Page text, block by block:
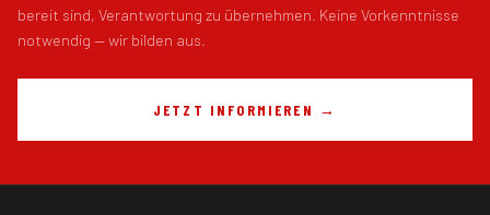
bereit sind, Verantwortung zu übernehmen. Keine Vorkenntnisse
notwendig — wir bilden aus.
JETZT INFORMIEREN →